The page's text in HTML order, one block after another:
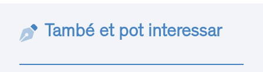
També et pot interessar